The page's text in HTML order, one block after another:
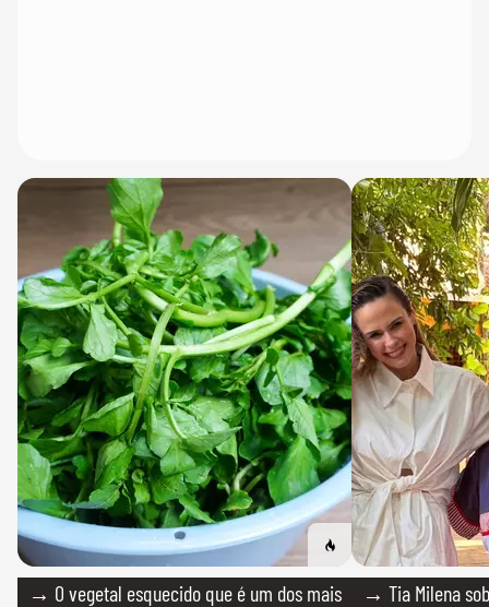
→ O vegetal esquecido que é um dos mais
→ Tia Milena